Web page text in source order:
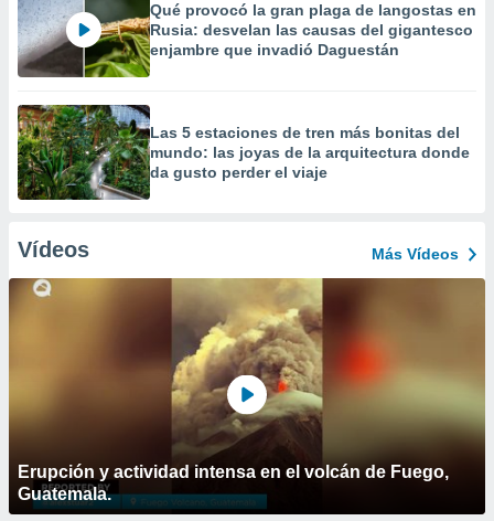
Qué provocó la gran plaga de langostas en
Rusia: desvelan las causas del gigantesco
enjambre que invadió Daguestán
Las 5 estaciones de tren más bonitas del
mundo: las joyas de la arquitectura donde
da gusto perder el viaje
Vídeos Más Vídeos
Erupción y actividad intensa en el volcán de Fuego,
Guatemala.